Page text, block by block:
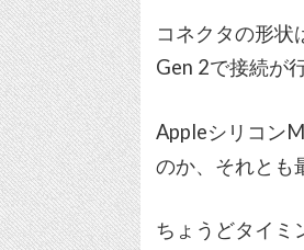
コネクタの形状
Gen 2で接続が
Appleシリコン
のか、それとも
ちょうどタイ